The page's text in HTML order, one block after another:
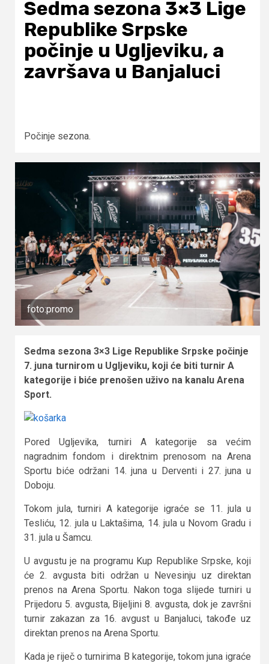
Sedma sezona 3×3 Lige
Republike Srpske
počinje u Ugljeviku, a
završava u Banjaluci
Počinje sezona.
foto:promo
Sedma sezona 3×3 Lige Republike Srpske počinje
7. juna turnirom u Ugljeviku, koji će biti turnir A
kategorije i biće prenošen uživo na kanalu Arena
Sport.
Pored Ugljevika, turniri A kategorije sa većim
nagradnim fondom i direktnim prenosom na Arena
Sportu biće održani 14. juna u Derventi i 27. juna u
Doboju.
Tokom jula, turniri A kategorije igraće se 11. jula u
Tesliću, 12. jula u Laktašima, 14. jula u Novom Gradu i
31. jula u Šamcu.
U avgustu je na programu Kup Republike Srpske, koji
će 2. avgusta biti održan u Nevesinju uz direktan
prenos na Arena Sportu. Nakon toga slijede turniri u
Prijedoru 5. avgusta, Bijeljini 8. avgusta, dok je završni
turnir zakazan za 16. avgust u Banjaluci, takođe uz
direktan prenos na Arena Sportu.
Kada je riječ o turnirima B kategorije, tokom juna igraće